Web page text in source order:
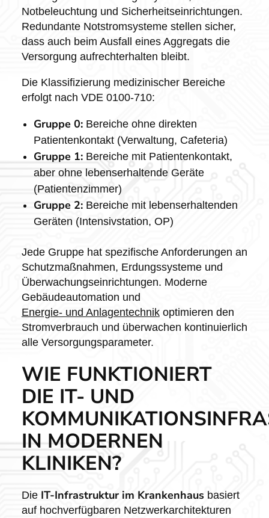
Notbeleuchtung und Sicherheitseinrichtungen.
Redundante Notstromsysteme stellen sicher,
dass auch beim Ausfall eines Aggregats die
Versorgung aufrechterhalten bleibt.
Die Klassifizierung medizinischer Bereiche
erfolgt nach VDE 0100-710:
Gruppe 0:Bereiche ohne direkten
Patientenkontakt (Verwaltung, Cafeteria)
Gruppe 1:Bereiche mit Patientenkontakt,
aber ohne lebenserhaltende Geräte
(Patientenzimmer)
Gruppe 2:Bereiche mit lebenserhaltenden
Geräten (Intensivstation, OP)
Jede Gruppe hat spezifische Anforderungen an
Schutzmaßnahmen, Erdungssysteme und
Überwachungseinrichtungen. Moderne
Gebäudeautomation und
Energie- und Anlagentechnikoptimieren den
Stromverbrauch und überwachen kontinuierlich
alle Versorgungsparameter.
WIE FUNKTIONIERT
DIE IT- UND
IN MODERNEN
KLINIKEN?
Die IT-Infrastruktur im Krankenhausbasiert
auf hochverfügbaren Netzwerkarchitekturen